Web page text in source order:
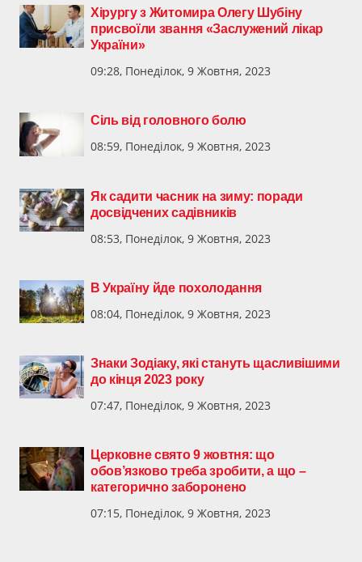
Хірургу з Житомира Олегу Шубіну
присвоїли звання «Заслужений лікар
України»
09:28, Понеділок, 9 Жовтня, 2023
Сіль від головного болю
08:59, Понеділок, 9 Жовтня, 2023
Як садити часник на зиму: поради
досвідчених садівників
08:53, Понеділок, 9 Жовтня, 2023
В Україну йде похолодання
08:04, Понеділок, 9 Жовтня, 2023
Знаки Зодіаку, які стануть щасливішими
до кінця 2023 року
07:47, Понеділок, 9 Жовтня, 2023
Церковне свято 9 жовтня: що
обов’язково треба зробити, а що –
категорично заборонено
07:15, Понеділок, 9 Жовтня, 2023